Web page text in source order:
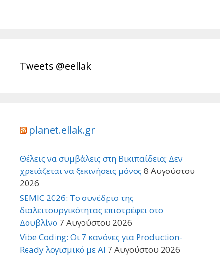
Tweets @eellak
planet.ellak.gr
Θέλεις να συμβάλεις στη Βικιπαίδεια; Δεν
χρειάζεται να ξεκινήσεις μόνος 8 Αυγούστου
2026
SEMIC 2026: Το συνέδριο της
διαλειτουργικότητας επιστρέφει στο
Δουβλίνο 7 Αυγούστου 2026
Vibe Coding: Οι 7 κανόνες για Production-
Ready λογισμικό με AI 7 Αυγούστου 2026